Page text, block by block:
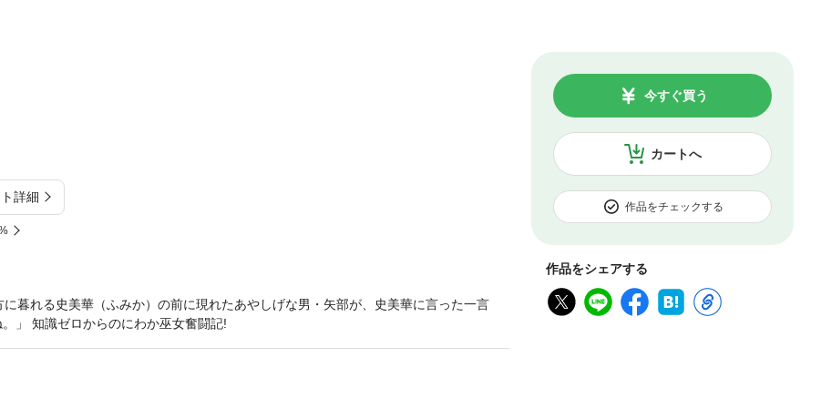
詳細
カートへ
今すぐ買う
作品をチェックする
作品をシェアする
暮れる史美華（ふみか）の前に現れたあやしげな男・矢部が、史美華に言った一言
」 知識ゼロからのにわか巫女奮闘記!